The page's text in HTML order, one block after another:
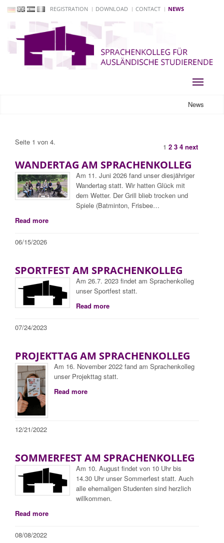
REGISTRATION DOWNLOAD CONTACT NEWS
Toggle
News
Seite 1 von 4.
1 2 3 4 next
WANDERTAG AM SPRACHENKOLLEG
Am 11. Juni 2026 fand unser diesjähriger
Wandertag statt. Wir hatten Glück mit
dem Wetter. Der Grill blieb trocken und
Spiele (Batminton, Frisbee…
Read more
06/15/2026
SPORTFEST AM SPRACHENKOLLEG
Am 26.7. 2023 findet am Sprachenkolleg
unser Sportfest statt.
Read more
07/24/2023
PROJEKTTAG AM SPRACHENKOLLEG
Am 16. November 2022 fand am Sprachenkolleg
unser Projekttag statt.
Read more
12/21/2022
SOMMERFEST AM SPRACHENKOLLEG
Am 10. August findet von 10 Uhr bis
14.30 Uhr unser Sommerfest statt. Auch
alle ehemaligen Studenten sind herzlich
willkommen.
Read more
08/08/2022